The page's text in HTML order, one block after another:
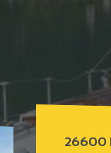
26600